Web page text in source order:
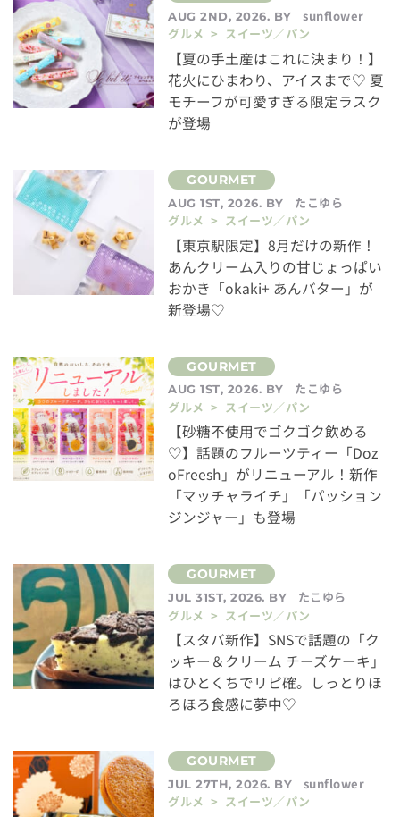
AUG 2ND, 2026. BY
sunflower
グルメ > スイーツ／パン
【夏の手土産はこれに決まり！】
花火にひまわり、アイスまで♡ 夏
モチーフが可愛すぎる限定ラスク
が登場
AUG 1ST, 2026. BY
たこゆら
グルメ > スイーツ／パン
【東京駅限定】8月だけの新作！
あんクリーム入りの甘じょっぱい
おかき「okaki+ あんバター」が
新登場♡
AUG 1ST, 2026. BY
たこゆら
グルメ > スイーツ／パン
【砂糖不使用でゴクゴク飲める
♡】話題のフルーツティー「Doz
oFreesh」がリニューアル！新作
「マッチャライチ」「パッション
ジンジャー」も登場
JUL 31ST, 2026. BY
たこゆら
グルメ > スイーツ／パン
【スタバ新作】SNSで話題の「ク
ッキー＆クリーム チーズケーキ」
はひとくちでリピ確。しっとりほ
ろほろ食感に夢中♡
JUL 27TH, 2026. BY
sunflower
グルメ > スイーツ／パン